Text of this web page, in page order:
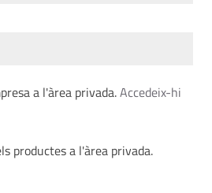
a l'àrea privada.Accedeix-hi
productes a l'àrea privada.